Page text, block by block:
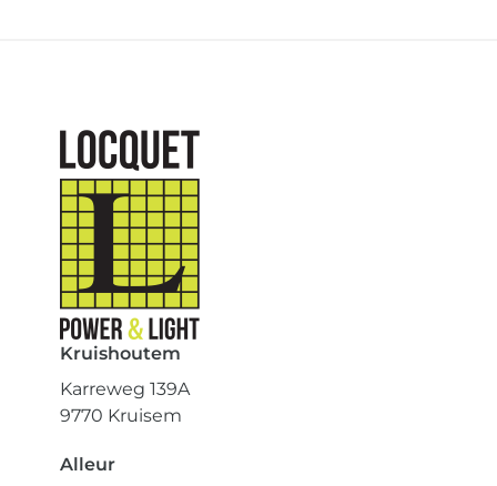
Kruishoutem
Karreweg 139A
9770 Kruisem
Alleur